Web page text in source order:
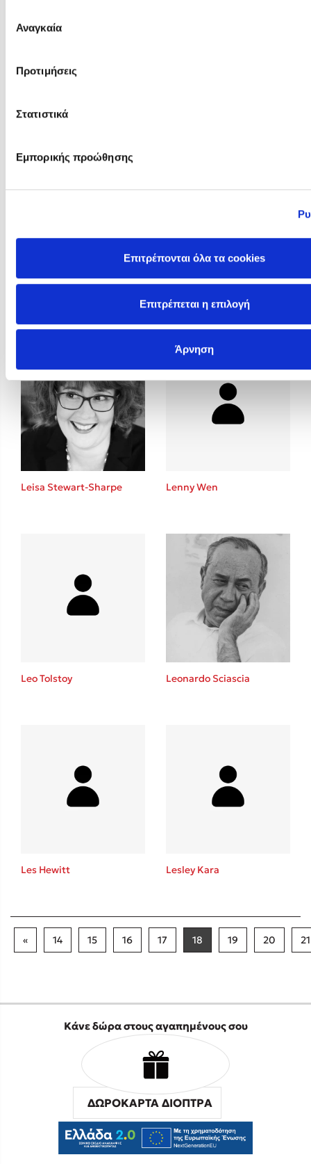
συγκατάθεσης
Αναγκαία
Προτιμήσεις
Στατιστικά
Εμπορικής προώθησης
Επιτρέπονται όλα τα cookies
Επιτρέπεται η επιλογή
Άρνηση
Leisa Stewart-Sharpe Lenny Wen
Leo Tolstoy Leonardo Sciascia
Les Hewitt Lesley Kara
« 14 15 16 17 18 19 20 21
Κάνε δώρα στους αγαπημένους σου
ΔΩΡΟΚΑΡΤΑ ΔΙΟΠΤΡΑ